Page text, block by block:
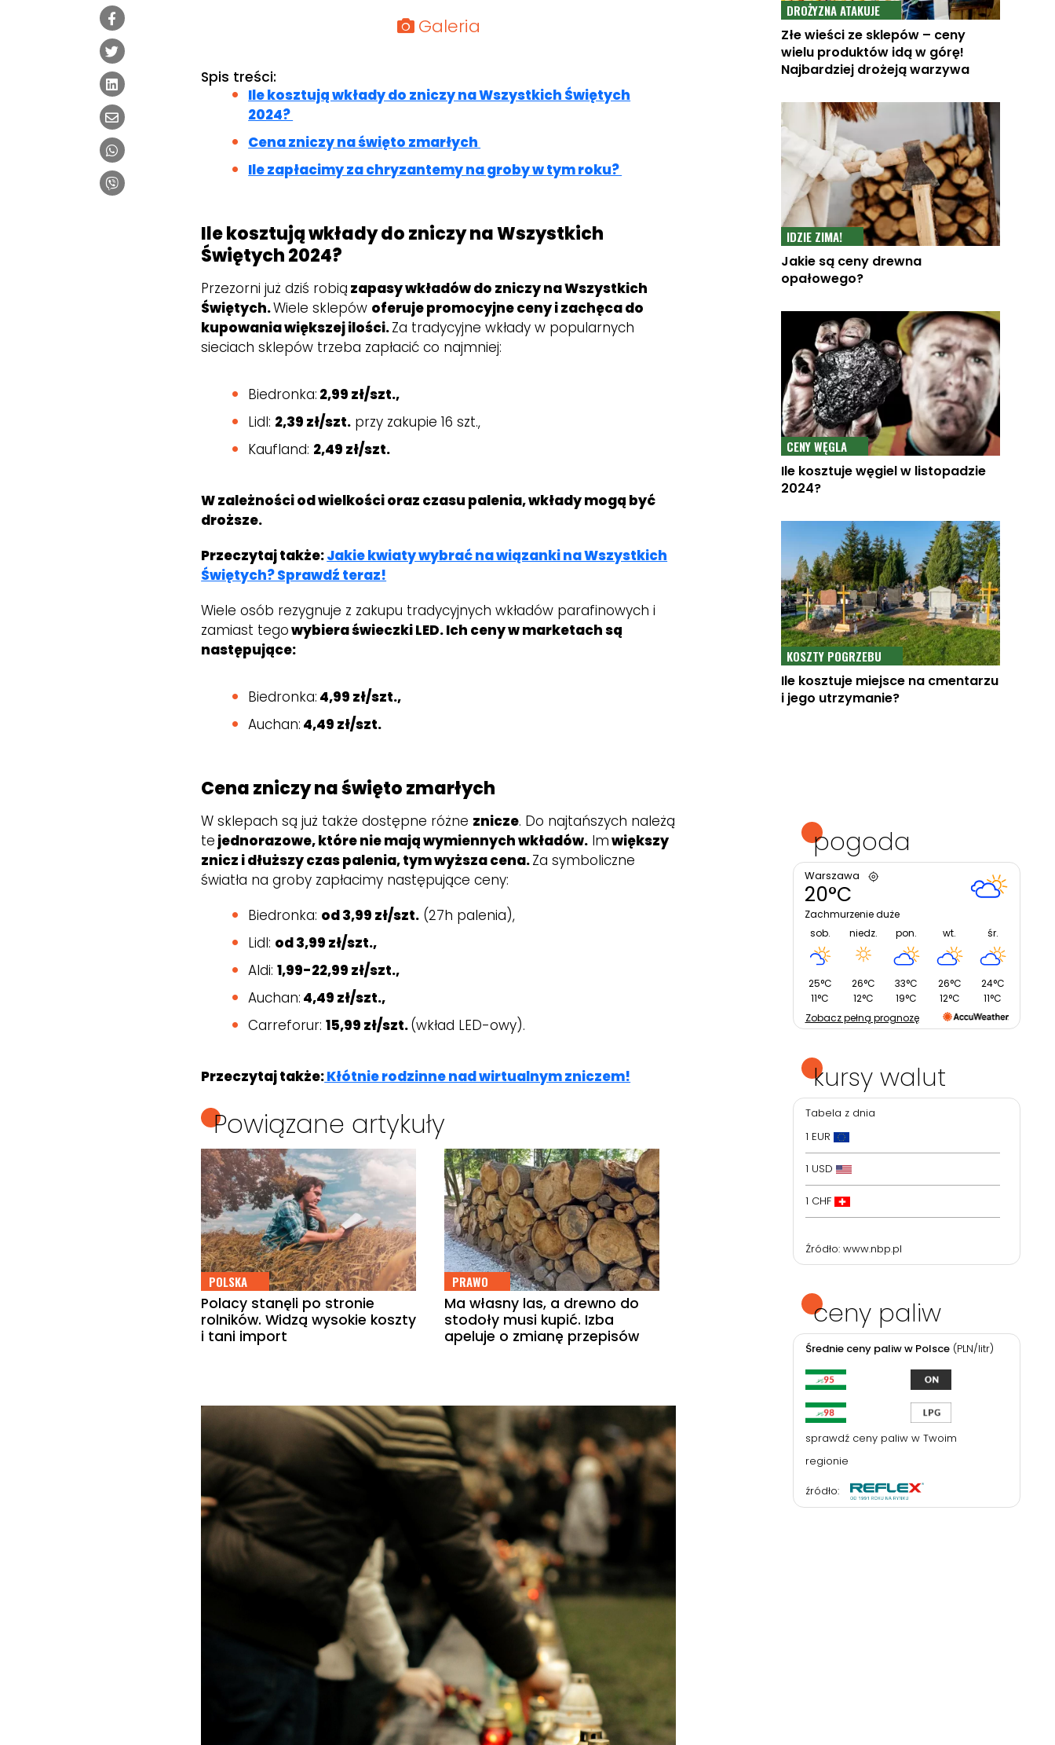
Galeria
Spis treści:
Ile kosztują wkłady do zniczy na Wszystkich Świętych
2024?
Cena zniczy na święto zmarłych
Ile zapłacimy za chryzantemy na groby w tym roku?
Ile kosztują wkłady do zniczy na Wszystkich
Świętych 2024?
Przezorni już dziś robią zapasy wkładów do zniczy na Wszystkich
Świętych.Wiele sklepów oferuje promocyjne ceny i zachęca do
kupowania większej ilości.Za tradycyjne wkłady w popularnych
sieciach sklepów trzeba zapłacić co najmniej:
Biedronka: 2,99 zł/szt.,
Lidl: 2,39 zł/szt. przy zakupie 16 szt.,
Kaufland: 2,49 zł/szt.
W zależności od wielkości oraz czasu palenia, wkłady mogą być
droższe.
Przeczytaj także:Jakie kwiaty wybrać na wiązanki na Wszystkich
Świętych? Sprawdź teraz!
Wiele osób rezygnuje z zakupu tradycyjnych wkładów parafinowych i
zamiast tegowybiera świeczki LED. Ich ceny w marketach są
następujące:
Biedronka: 4,99 zł/szt.,
Auchan: 4,49 zł/szt.
Cena zniczy na święto zmarłych
W sklepach są już także dostępne różne znicze. Do najtańszych należą
te jednorazowe, które nie mają wymiennych wkładów. Imwiększy
znicz i dłuższy czas palenia, tym wyższa cena.Za symboliczne
światła na groby zapłacimy następujące ceny:
Biedronka: od 3,99 zł/szt. (27h palenia),
Lidl: od 3,99 zł/szt.,
Aldi:1,99-22,99 zł/szt.,
Auchan: 4,49 zł/szt.,
Carreforur:15,99 zł/szt.(wkład LED-owy).
Przeczytaj także:Kłótnie rodzinne nad wirtualnym zniczem!
Powiązane artykuły
POLSKA
Polacy stanęli po stronie
rolników. Widzą wysokie koszty
i tani import
PRAWO
Ma własny las, a drewno do
stodoły musi kupić. Izba
apeluje o zmianę przepisów
DROŻYZNA ATAKUJE
Złe wieści ze sklepów – ceny
wielu produktów idą w górę!
Najbardziej drożeją warzywa
IDZIE ZIMA!
Jakie są ceny drewna
opałowego?
CENY WĘGLA
Ile kosztuje węgiel w listopadzie
2024?
KOSZTY POGRZEBU
Ile kosztuje miejsce na cmentarzu
i jego utrzymanie?
pogoda
Warszawa
20°C
Zachmurzenie duże
sob.
25°C
11°C
niedz.
26°C
12°C
pon.
33°C
19°C
wt.
26°C
12°C
śr.
24°C
11°C
Zobacz pełną prognozę
ceny paliw
Średnie ceny paliw w Polsce(PLN/litr)
sprawdź ceny paliw w Twoim
regionie
źródło:
kursy walut
Tabela z dnia
1 EUR
1 USD
1 CHF
Źródło: www.nbp.pl